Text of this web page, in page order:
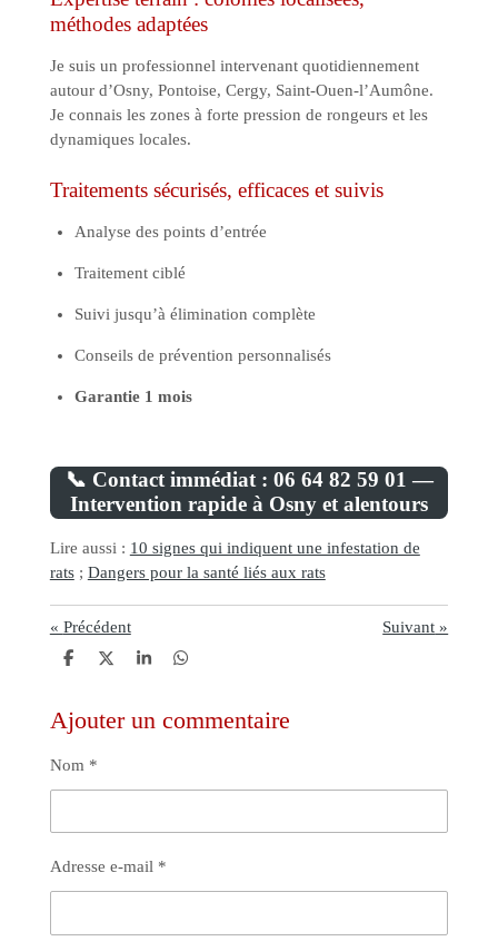
méthodes adaptées
Je suis un professionnel intervenant quotidiennement
autour d’Osny, Pontoise, Cergy, Saint-Ouen-l’Aumône.
Je connais les zones à forte pression de rongeurs et les
dynamiques locales.
Traitements sécurisés, efficaces et suivis
Analyse des points d’entrée
Traitement ciblé
Suivi jusqu’à élimination complète
Conseils de prévention personnalisés
Garantie 1 mois
📞 Contact immédiat : 06 64 82 59 01 —
Intervention rapide à Osny et alentours
Lire aussi : 10 signes qui indiquent une infestation de
rats; Dangers pour la santé liés aux rats
« Précédent Suivant »
P
t
a
e
P
t
a
P
t
a
P
t
a
Ajouter un commentaire
Nom *
Adresse e-mail *